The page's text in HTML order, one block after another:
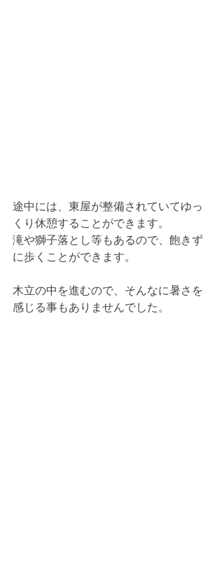
途中には、東屋が整備されていてゆっ
くり休憩することができます。
滝や獅子落とし等もあるので、飽きず
に歩くことができます。
木立の中を進むので、そんなに暑さを
感じる事もありませんでした。